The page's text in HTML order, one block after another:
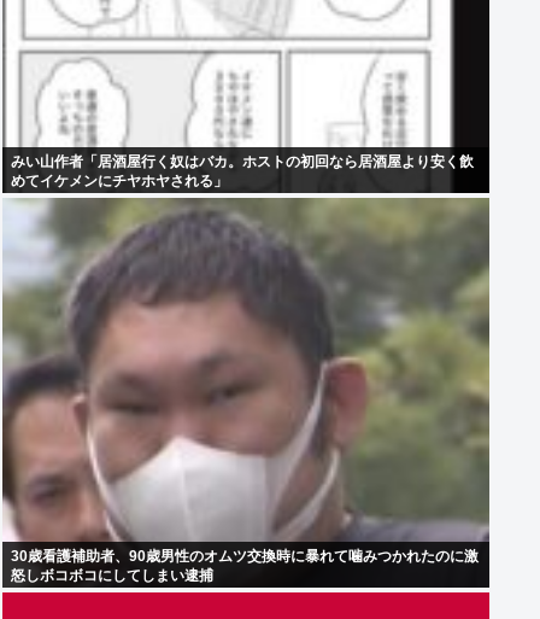
みい山作者「居酒屋行く奴はバカ。ホストの初回なら居酒屋より安く飲
めてイケメンにチヤホヤされる」
30歳看護補助者、90歳男性のオムツ交換時に暴れて噛みつかれたのに激
怒しボコボコにしてしまい逮捕